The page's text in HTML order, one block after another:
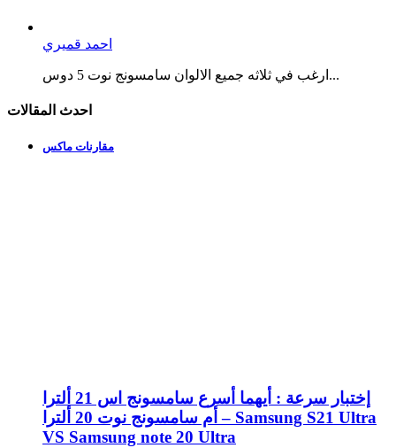
احمد قميري
ارغب في ثلاثه جميع الالوان سامسونج نوت 5 دوس...
احدث المقالات
مقارنات ماكس
إختبار سرعة : أيهما أسرع سامسونج اس 21 ألترا
أم سامسونج نوت 20 ألترا – Samsung S21 Ultra
VS Samsung note 20 Ultra